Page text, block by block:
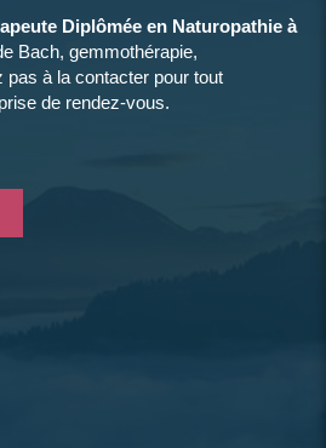
Diplômée en Naturopathie à
Bach, gemmothérapie,
pas à la contacter pour tout
de rendez-vous.